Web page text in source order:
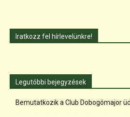
Iratkozz fel hírlevelünkre!
Legutóbbi bejegyzések
Bemutatkozik a Club Dobogómajor